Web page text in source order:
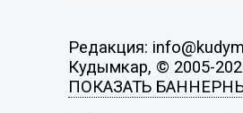
Редакция:
Кудымкар, © 2005-
ПОКАЗАТЬ